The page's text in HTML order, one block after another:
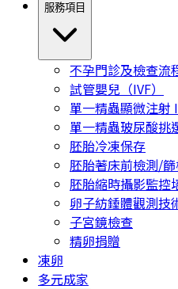
服務項目
不孕門診及檢查流
試管嬰兒（IVF）
單一精蟲顯微注射
單一精蟲玻尿酸挑
胚胎冷凍保存
胚胎著床前檢測/
胚胎縮時攝影監控
卵子紡錘體觀測技
子宮鏡檢查
精卵捐贈
凍卵
多元成家